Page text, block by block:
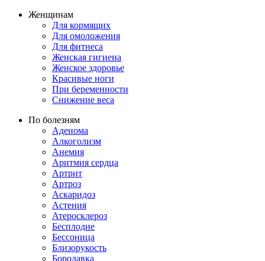
Женщинам
Для кормящих
Для омоложения
Для фитнеса
Женская гигиена
Женское здоровье
Красивые ноги
При беременности
Снижение веса
По болезням
Аденома
Алкоголизм
Анемия
Аритмия сердца
Артрит
Артроз
Аскаридоз
Астения
Атеросклероз
Бесплодие
Бессоница
Близорукость
Бородавка